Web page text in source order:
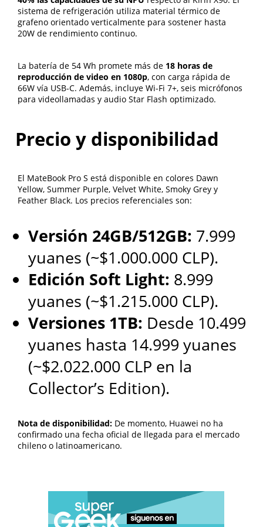
En primer lugar, active la compresión Brotli o Gzip en su
servidor web, ya que esta configuración permite reducir
reduce el tamaño de los archivos transferidos hasta un
sesenta por ciento en conexiones móviles. Configure
cabeceras de caché para evitar descargas repetidas de
elementos estáticos. En tercer lugar, implemente HTTP/3,
latencia en redes que presentan pérdida de paquetes.
de su servidor de forma continua y sistemática, ya que
solo así podrá identificar problemas potenciales antes de
que se conviertan en fallos graves. Las herramientas en
el uso de CPU o de memoria supere umbrales
predefinidos. Esa capacidad de reacción anticipada
distingue un canal profesional de uno que deja a los
visitantes ante una pantalla en blanco.
El siguiente paso para fortalecer su presencia
comunicativa en la red
La comunicación moderna conecta al mundo y redefine
cómo las personas trabajan y se relacionan. Cada
decisión técnica, desde el cifrado hasta el servidor, afecta
la calidad de su conexión. Revise los cinco requisitos,
evalúe su infraestructura y aplique las estrategias de
rendimiento descritas. Cuando la tecnología funciona de
conversación fluida y sin fronteras.
sistema de refrigeración utiliza material térmico de
grafeno orientado verticalmente para sostener hasta
20W de rendimiento continuo.
La batería de 54 Wh promete más de 18 horas de
reproducción de video en 1080p, con carga rápida de
66W vía USB-C. Además, incluye Wi-Fi 7+, seis micrófonos
para videollamadas y audio Star Flash optimizado.
Precio y disponibilidad
El MateBook Pro S está disponible en colores Dawn
Yellow, Summer Purple, Velvet White, Smoky Grey y
Feather Black. Los precios referenciales son:
Versión 24GB/512GB: 7.999
yuanes (~$1.000.000 CLP).
Edición Soft Light: 8.999
yuanes (~$1.215.000 CLP).
Versiones 1TB: Desde 10.499
yuanes hasta 14.999 yuanes
(~$2.022.000 CLP en la
Collector’s Edition).
Nota de disponibilidad: De momento, Huawei no ha
confirmado una fecha oficial de llegada para el mercado
chileno o latinoamericano.